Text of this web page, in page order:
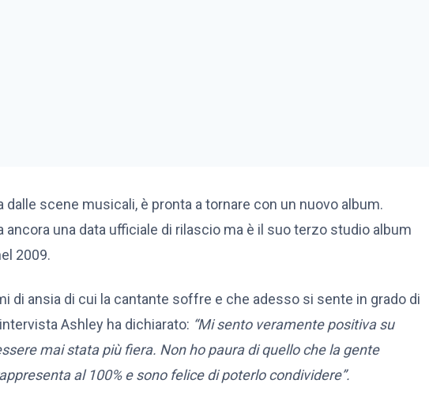
dalle scene musicali, è pronta a tornare con un nuovo album.
una data ufficiale di rilascio ma è il suo terzo studio album
2009.
di ansia di cui la cantante soffre e che adesso si sente in grado di
Ashley ha dichiarato: “Mi sento veramente positiva su
mai stata più fiera. Non ho paura di quello che la gente
al 100% e sono felice di poterlo condividere”.